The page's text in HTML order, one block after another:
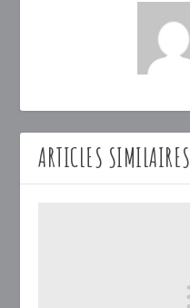
ARTICLES SIMILAIRES